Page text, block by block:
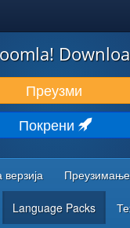
(ЕКСТЕНЗИЈЕ)
Преузми
Покрени
верзија Преузимање
Language Packs